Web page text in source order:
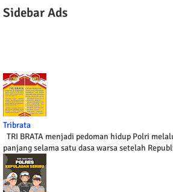
Sidebar Ads
Tribrata
TRI BRATA menjadi pedoman hidup Polri
panjang selama satu dasa warsa setelah